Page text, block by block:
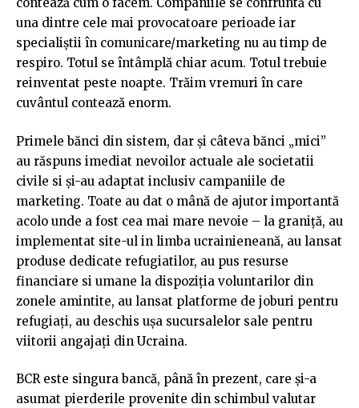
una dintre cele mai provocatoare perioade iar
specialiștii în comunicare/marketing nu au timp de
respiro. Totul se întâmplă chiar acum. Totul trebuie
reinventat peste noapte. Trăim vremuri în care
cuvântul contează enorm.
Primele bănci din sistem, dar și câteva bănci „mici”
au răspuns imediat nevoilor actuale ale societatii
civile si și-au adaptat inclusiv campaniile de
marketing. Toate au dat o mână de ajutor importantă
acolo unde a fost cea mai mare nevoie – la graniță, au
implementat site-ul in limba ucrainieneană, au lansat
produse dedicate refugiatilor, au pus resurse
financiare si umane la dispoziția voluntarilor din
zonele amintite, au lansat platforme de joburi pentru
refugiați, au deschis ușa sucursalelor sale pentru
viitorii angajați din Ucraina.
BCR este singura bancă, până în prezent, care și-a
asumat pierderile provenite din schimbul valutar